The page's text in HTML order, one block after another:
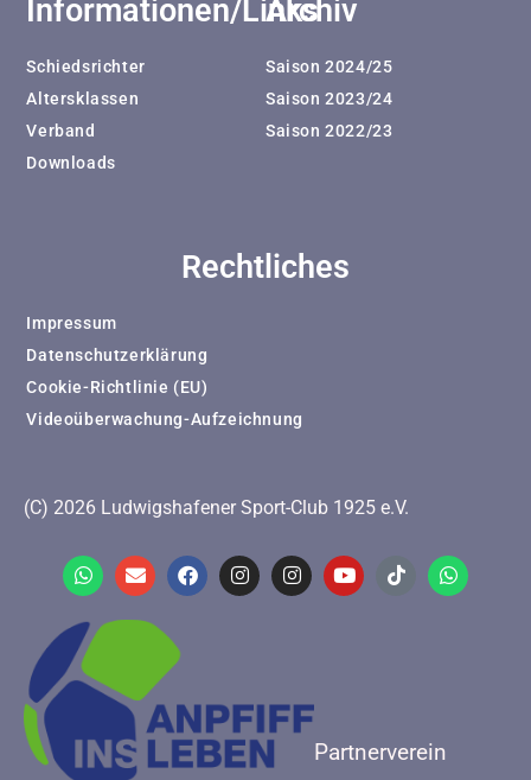
Informationen/Links
Schiedsrichter
Altersklassen
Verband
Downloads
Archiv
Saison 2024/25
Saison 2023/24
Saison 2022/23
Rechtliches
Impressum
Datenschutzerklärung
Cookie-Richtlinie (EU)
Videoüberwachung-Aufzeichnung
(C) 2026 Ludwigshafener Sport-Club 1925 e.V.
Partnerverein